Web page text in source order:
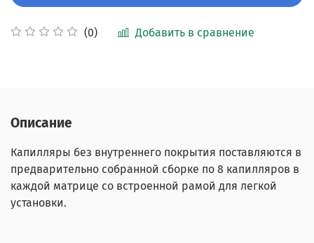
(0) Добавить в сравнение
Описание
Капилляры без внутреннего покрытия поставляются в
предварительно собранной сборке по 8 капилляров в
каждой матрице со встроенной рамой для легкой
установки.